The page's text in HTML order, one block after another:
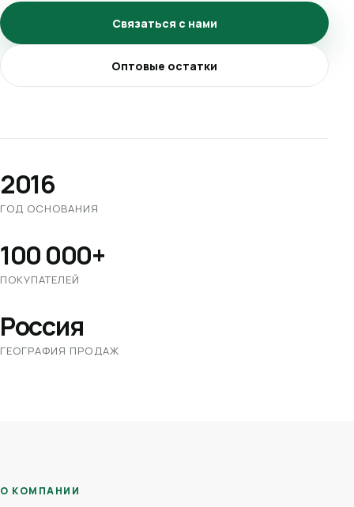
Связаться с нами
Оптовые остатки
2016
ГОД ОСНОВАНИЯ
100 000+
ПОКУПАТЕЛЕЙ
Россия
ГЕОГРАФИЯ ПРОДАЖ
О КОМПАНИИ